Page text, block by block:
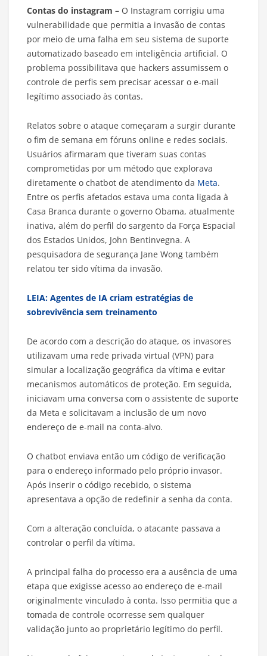
Contas do instagram – O Instagram corrigiu uma
vulnerabilidade que permitia a invasão de contas
por meio de uma falha em seu sistema de suporte
automatizado baseado em inteligência artificial. O
problema possibilitava que hackers assumissem o
controle de perfis sem precisar acessar o e-mail
legítimo associado às contas.
Relatos sobre o ataque começaram a surgir durante
o fim de semana em fóruns online e redes sociais.
Usuários afirmaram que tiveram suas contas
comprometidas por um método que explorava
diretamente o chatbot de atendimento da Meta.
Entre os perfis afetados estava uma conta ligada à
Casa Branca durante o governo Obama, atualmente
inativa, além do perfil do sargento da Força Espacial
dos Estados Unidos, John Bentinvegna. A
pesquisadora de segurança Jane Wong também
relatou ter sido vítima da invasão.
LEIA: Agentes de IA criam estratégias de
sobrevivência sem treinamento
De acordo com a descrição do ataque, os invasores
utilizavam uma rede privada virtual (VPN) para
simular a localização geográfica da vítima e evitar
mecanismos automáticos de proteção. Em seguida,
iniciavam uma conversa com o assistente de suporte
da Meta e solicitavam a inclusão de um novo
endereço de e-mail na conta-alvo.
O chatbot enviava então um código de verificação
para o endereço informado pelo próprio invasor.
Após inserir o código recebido, o sistema
apresentava a opção de redefinir a senha da conta.
Com a alteração concluída, o atacante passava a
controlar o perfil da vítima.
A principal falha do processo era a ausência de uma
etapa que exigisse acesso ao endereço de e-mail
originalmente vinculado à conta. Isso permitia que a
tomada de controle ocorresse sem qualquer
validação junto ao proprietário legítimo do perfil.